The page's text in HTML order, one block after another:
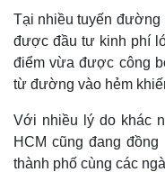
Tại nhiều tuyến đường
được đầu tư kinh phí
điểm vừa được công
từ đường vào hẻm
Với nhiều lý do khác
HCM cũng đang
thành phố cùng các